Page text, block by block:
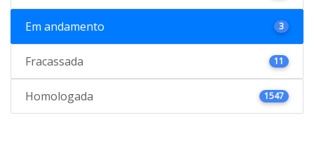
Em andamento 3
Fracassada 11
Homologada 1547